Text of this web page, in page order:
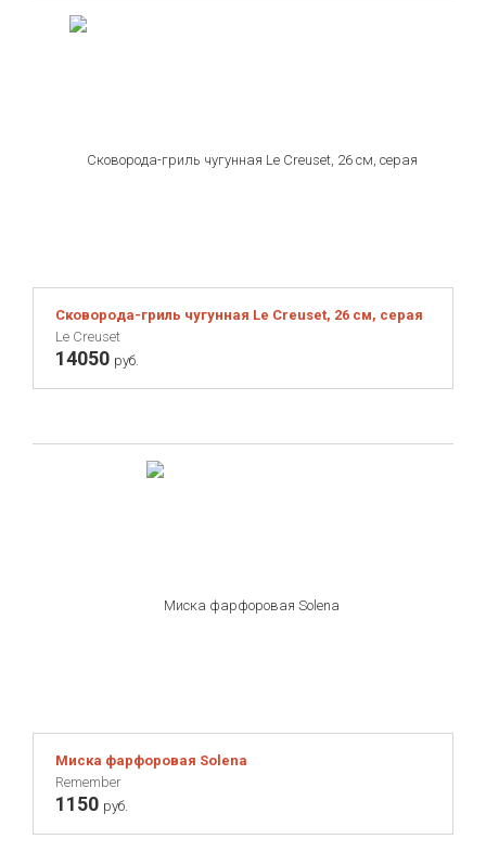
Сковорода-гриль чугунная Le Creuset, 26 см, серая
Le Creuset
14050 руб.
Миска фарфоровая Solena
Remember
1150 руб.